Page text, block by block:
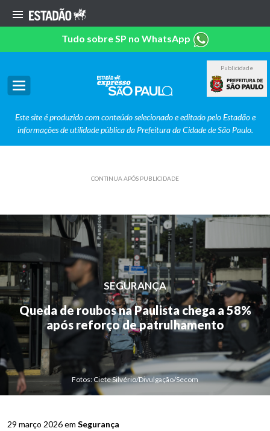
Tudo sobre SP no WhatsApp
Publicidade
Este site é produzido com conteúdo selecionado e editado pelo Estadão e
informações de utilidade pública da Prefeitura da Cidade de São Paulo.
CONTINUA APÓS PUBLICIDADE
SEGURANÇA
Queda de roubos na Paulista chega a 58%
após reforço de patrulhamento
Fotos: Ciete Silvério/Divulgação/Secom
29 março 2026 em Segurança